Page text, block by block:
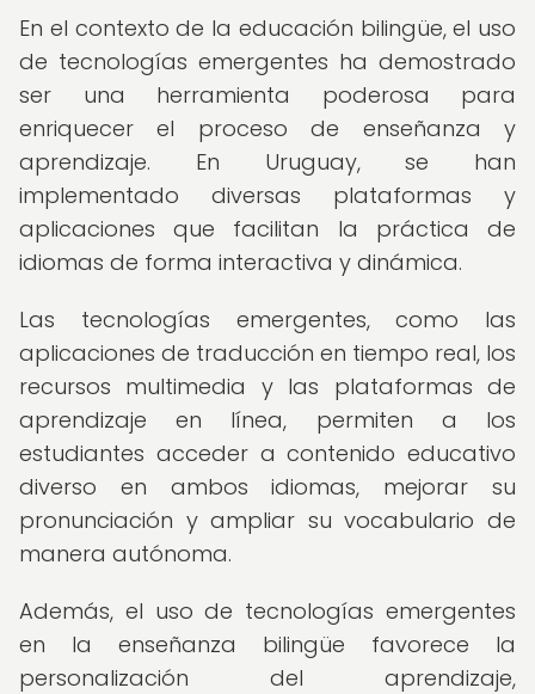
En el contexto de la educación bilingüe, el uso
de tecnologías emergentes ha demostrado
ser una herramienta poderosa para
enriquecer el proceso de enseñanza y
aprendizaje. En Uruguay, se han
implementado diversas plataformas y
aplicaciones que facilitan la práctica de
idiomas de forma interactiva y dinámica.
Las tecnologías emergentes, como las
aplicaciones de traducción en tiempo real, los
recursos multimedia y las plataformas de
aprendizaje en línea, permiten a los
estudiantes acceder a contenido educativo
diverso en ambos idiomas, mejorar su
pronunciación y ampliar su vocabulario de
manera autónoma.
Además, el uso de tecnologías emergentes
en la enseñanza bilingüe favorece la
personalización del aprendizaje,